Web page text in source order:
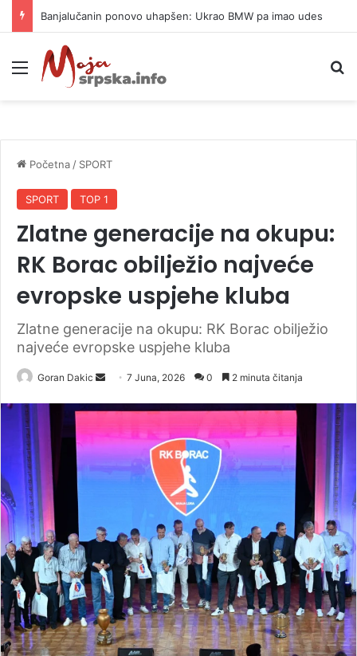
Banjalučanin ponovo uhapšen: Ukrao BMW pa imao udes
Meni
Početna / SPORT
SPORT TOP 1
Zlatne generacije na okupu:
RK Borac obilježio najveće
evropske uspjehe kluba
Zlatne generacije na okupu: RK Borac obilježio
najveće evropske uspjehe kluba
Goran Dakic
n
d
a
n
a
l
7 Juna, 2026 0 2 minuta čitanja